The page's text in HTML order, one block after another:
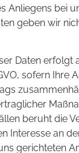
Anliegens bei
geben wir
Daten erfolgt
sofern Ihre
beruht die
Interesse an
gerichteten